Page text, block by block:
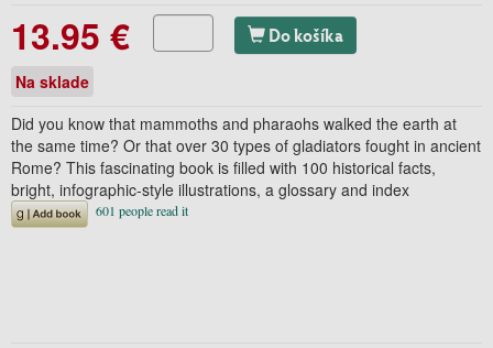
13.95 € Do košíka
Na sklade
Did you know that mammoths and pharaohs walked the earth at
the same time? Or that over 30 types of gladiators fought in ancient
Rome? This fascinating book is filled with 100 historical facts,
bright, infographic-style illustrations, a glossary and index